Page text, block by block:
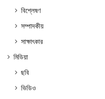
বিশ্লেষণ
সম্পাদকীয়
সাক্ষাৎকার
মিডিয়া
ছবি
ভিডিও